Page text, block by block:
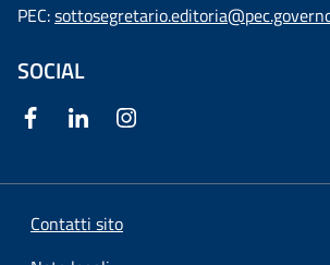
PEC:
SOCIAL
Contatti sito